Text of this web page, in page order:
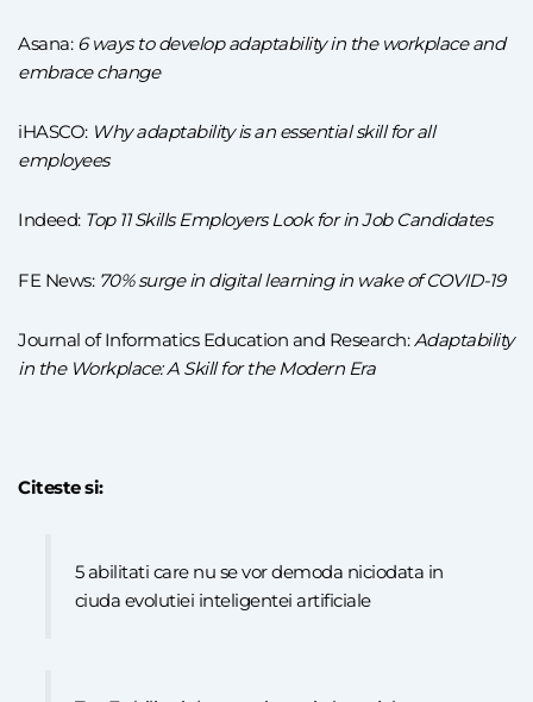
Asana: 6 ways to develop adaptability in the workplace and
embrace change
iHASCO: Why adaptability is an essential skill for all
employees
Indeed: Top 11 Skills Employers Look for in Job Candidates
FE News: 70% surge in digital learning in wake of COVID-19
Journal of Informatics Education and Research:Adaptability
in the Workplace: A Skill for the Modern Era
Citeste si:
5 abilitati care nu se vor demoda niciodata in
ciuda evolutiei inteligentei artificiale